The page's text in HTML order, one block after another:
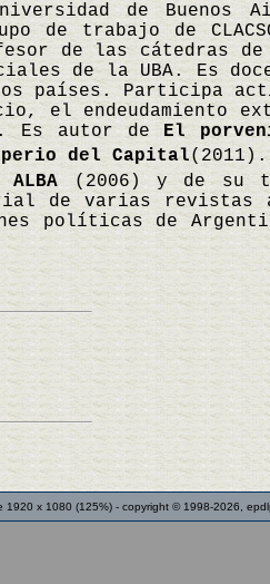
de Buenos
de trabajo de
de las cátedras
de la UBA. Es
países. Participa
el
Es autor de El
del Capital
(2006) y de su
de varias revistas
políticas de
x 1080 (125%) - copyright © 1998-2026,